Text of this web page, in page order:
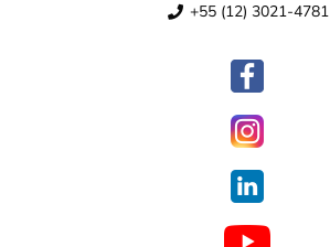
+55 (12) 3021-4781